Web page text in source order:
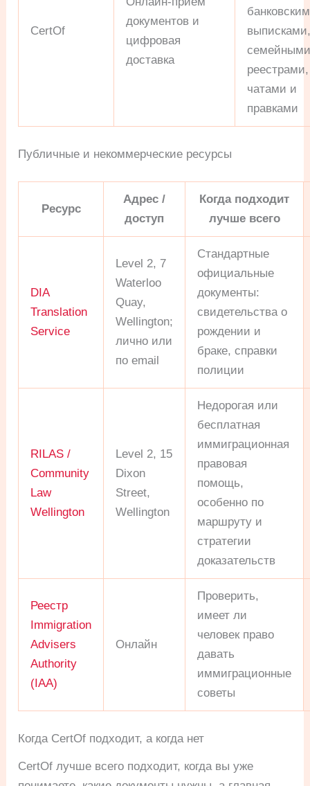
CertOf
документов и
цифровая
доставка
реестрами,
чатами и
правками
Публичные и некоммерческие ресурсы
Ресурс
Адрес /
доступ
Когда подходит
лучше всего
DIA
Translation
Service
Level 2, 7
Waterloo
Quay,
Wellington;
лично или
по email
Стандартные
официальные
документы:
свидетельства о
рождении и
браке, справки
полиции
RILAS /
Community
Law
Wellington
Level 2, 15
Dixon
Street,
Wellington
Недорогая или
бесплатная
иммиграционная
правовая
помощь,
особенно по
маршруту и
стратегии
доказательств
Реестр
Immigration
Advisers
Authority
(IAA)
Онлайн
Проверить,
имеет ли
человек право
давать
иммиграционные
советы
Когда CertOf подходит, а когда нет
CertOf лучше всего подходит, когда вы уже